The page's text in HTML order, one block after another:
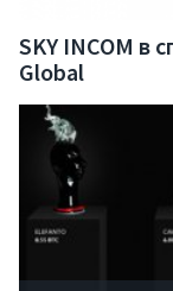
SKY INCOM в
Global